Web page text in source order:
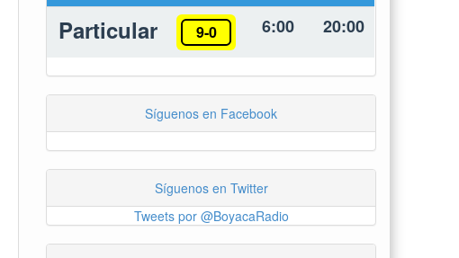
Particular 9-0 6:00 20:00
Síguenos en Facebook
Síguenos en Twitter
Tweets por @BoyacaRadio